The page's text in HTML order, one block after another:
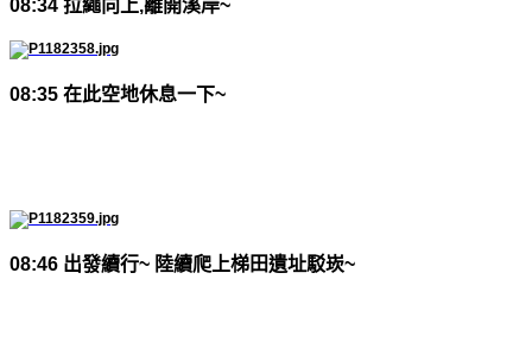
08:34 拉繩向上,離開溪岸~
08:35 在此空地休息一下~
08:46 出發續行~ 陸續爬上梯田遺址駁崁~